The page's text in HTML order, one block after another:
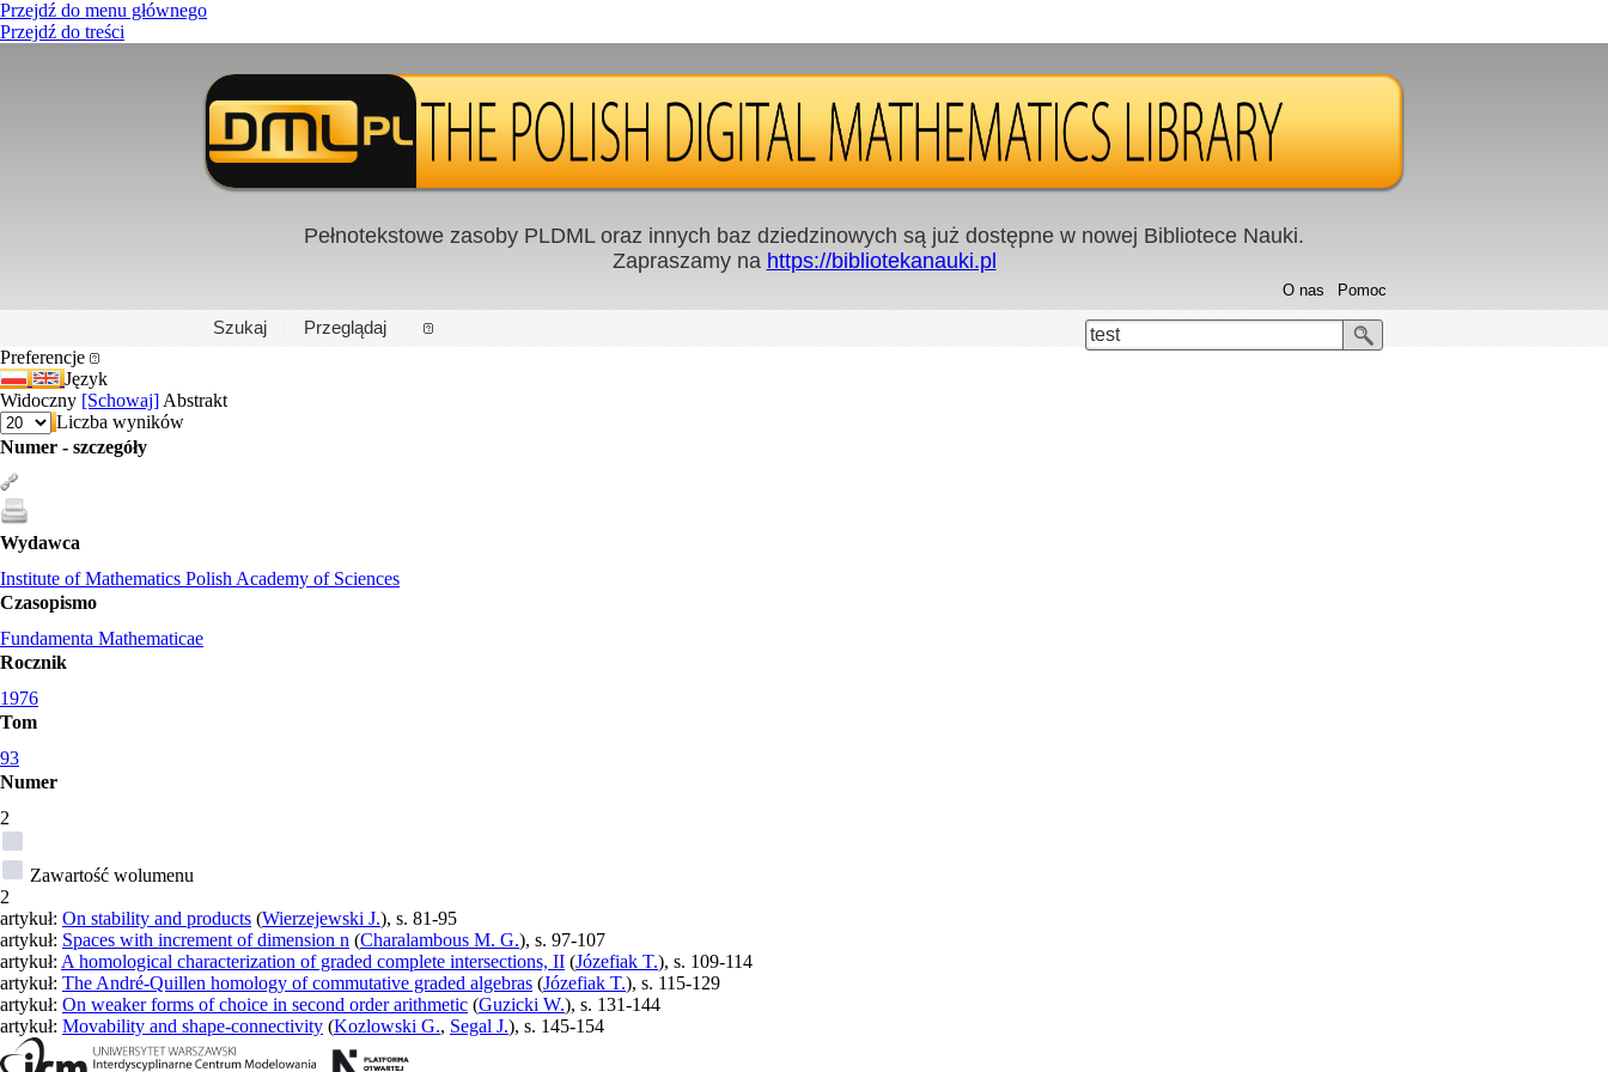
Przejdź do menu głównego
Przejdź do treści
PL|EN
Pełnotekstowe zasoby PLDML oraz innych baz dziedzinowych są już dostępne w nowej Bibliotece Nauki.
Zapraszamy na https://bibliotekanauki.pl
Szukaj Przeglądaj
Pomoc
O nas
test
Preferencje
Język
Widoczny [Schowaj] Abstrakt
Liczba wyników
Numer - szczegóły
Wydawca
Institute of Mathematics Polish Academy of Sciences
Czasopismo
Fundamenta Mathematicae
Rocznik
1976
Tom
93
Numer
2
Zawartość wolumenu
2
artykuł: On stability and products (Wierzejewski J.), s. 81-95
artykuł: Spaces with increment of dimension n (Charalambous M. G.), s. 97-107
artykuł: A homological characterization of graded complete intersections, II (Józefiak T.), s. 109-114
artykuł: The André-Quillen homology of commutative graded algebras (Józefiak T.), s. 115-129
artykuł: On weaker forms of choice in second order arithmetic (Guzicki W.), s. 131-144
artykuł: Movability and shape-connectivity (Kozlowski G., Segal J.), s. 145-154